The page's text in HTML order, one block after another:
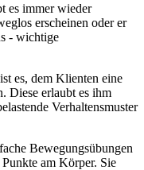
es immer wieder
erscheinen oder er
- wichtige
es, dem Klienten eine
Diese erlaubt es ihm
Verhaltensmuster
Bewegungsübungen
am Körper. Sie